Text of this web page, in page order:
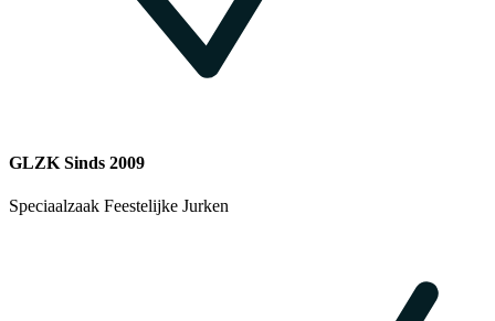
GLZK Sinds 2009
Speciaalzaak Feestelijke Jurken